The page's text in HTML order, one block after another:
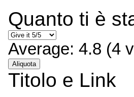
Quanto ti è
Average: 4.8 (4
Aliquota
Titolo e Link